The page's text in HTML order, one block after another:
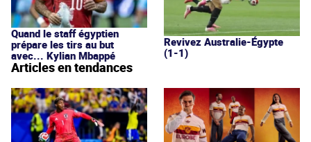
Quand le staff égyptien
prépare les tirs au but
avec... Kylian Mbappé
Revivez Australie-Égypte
(1-1)
Articles en tendances